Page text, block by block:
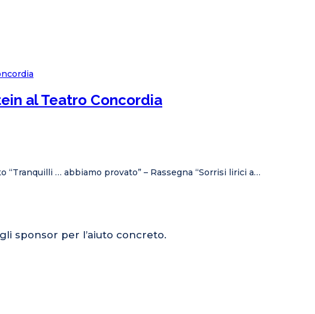
al Teatro Concordia
… abbiamo provato” – Rassegna “Sorrisi lirici a…
sponsor per l’aiuto concreto.